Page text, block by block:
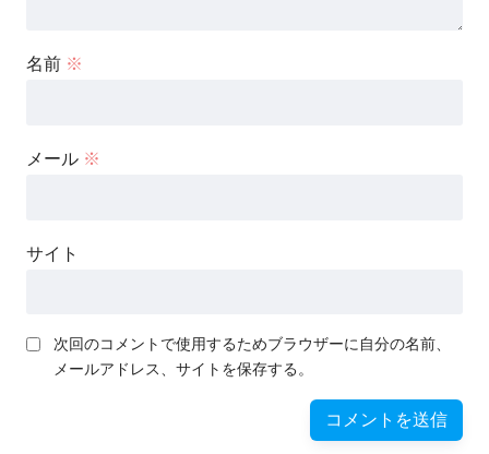
名前 ※
メール ※
サイト
次回のコメントで使用するためブラウザーに自分の名前、
メールアドレス、サイトを保存する。